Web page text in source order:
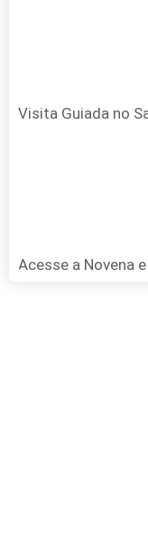
Visita Guiada no
Acesse a Novena